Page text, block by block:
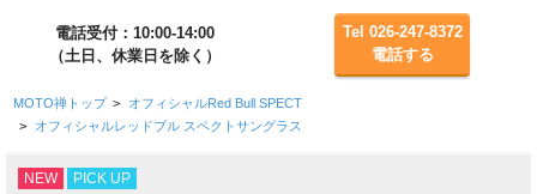
電話受付：10:00-14:00
（土日、休業日を除く）
Tel 026-247-8372
電話する
MOTO禅トップ > オフィシャルRed Bull SPECT
> オフィシャルレッドブル スペクトサングラス
NEW PICK UP